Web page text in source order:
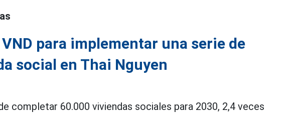
para implementar una serie de
social en Thai Nguyen
completar 60.000 viviendas sociales para 2030, 2,4 veces